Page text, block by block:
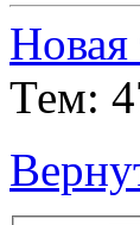
Новая
Тем: